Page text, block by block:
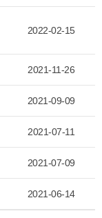
2022-02-15
2021-11-26
2021-09-09
2021-07-11
2021-07-09
2021-06-14